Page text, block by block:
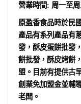
營業時間: 周一至
原盈香食品時於民
產品有系列產品有
發，酥皮蛋餅批發
餅批發，酥皮烤餅
盟。目前有提供古
創業免加盟金並輔
老闆。